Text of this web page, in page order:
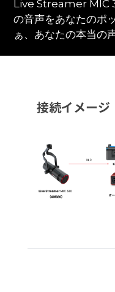
Live Streamer MIC
の音声をあなたのポ
ぁ、あなたの本当の
接続イメージ